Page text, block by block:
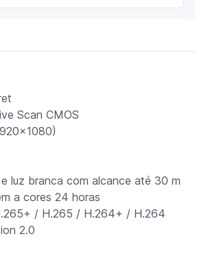
Scan CMOS
luz branca com alcance até 30 m
a cores 24 horas
/ H.265 / H.264+ / H.264
2.0